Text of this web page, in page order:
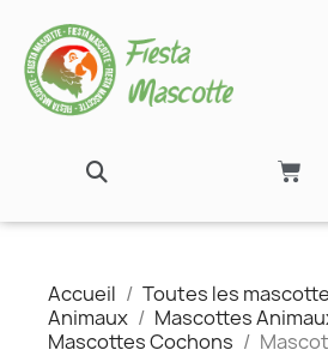
Accueil Toutes les
Animaux
Mascottes
Mascottes Cochons